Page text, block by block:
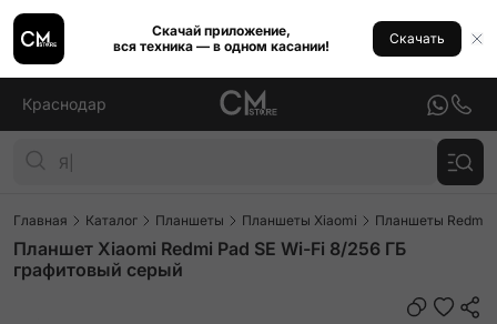
Скачай приложение,
вся техника — в одном касании!
Скачать
Краснодар
Главная Каталог Планшеты Планшеты Xiaomi Планшеты Redmi
Планшет Xiaomi Redmi Pad SE Wi-Fi 8/256 ГБ
графитовый серый